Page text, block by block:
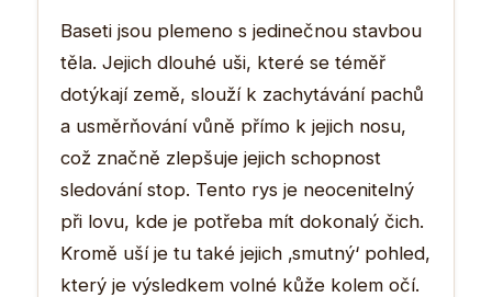
Baseti jsou plemeno s jedinečnou stavbou
těla. Jejich dlouhé uši, které se téměř
dotýkají země, slouží k zachytávání pachů
a usměrňování vůně přímo k jejich nosu,
což značně zlepšuje jejich schopnost
sledování stop. Tento rys je neocenitelný
při lovu, kde je potřeba mít dokonalý čich.
Kromě uší je tu také jejich ‚smutný‘ pohled,
který je výsledkem volné kůže kolem očí.